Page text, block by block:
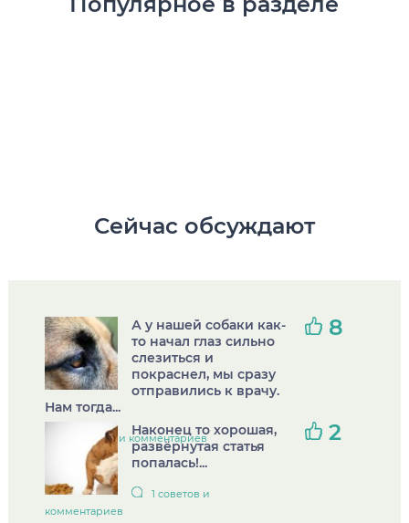
Сейчас обсуждают
А у нашей собаки как-
то начал глаз сильно
слезиться и
покраснел, мы сразу
отправились к врачу.
Нам тогда...
4 советов и комментариев
8
Наконец то хорошая,
развёрнутая статья
попалась!...
1 советов и
комментариев
2